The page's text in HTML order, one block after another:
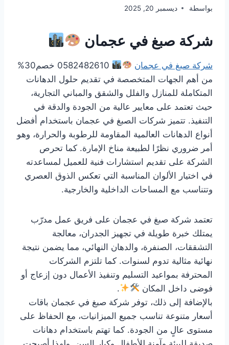
بواسطة ديسمبر 20, 2025
شركة صبغ في عجمان
شركة صبغ في عجمان
0582482610 خصم30%
من أهم الجهات المتخصصة في تقديم حلول الدهانات
المتكاملة للمنازل والفلل والشقق والمباني التجارية،
حيث تعتمد على معايير عالية من الجودة والدقة في
التنفيذ. تتميز شركات الصبغ في عجمان باستخدام أفضل
أنواع الدهانات العالمية المقاومة للرطوبة والحرارة، وهو
أمر ضروري نظرًا لطبيعة مناخ الإمارة. كما تحرص
الشركة على تقديم استشارات فنية للعميل لمساعدته
في اختيار الألوان المناسبة التي تعكس الذوق العصري
وتتناسب مع المساحات الداخلية والخارجية.
تعتمد شركة صبغ في عجمان على فريق عمل مدرّب
يمتلك خبرة طويلة في تجهيز الجدران، معالجة
التشققات، الصنفرة، والدهان النهائي، مما يضمن نتيجة
نهائية مثالية تدوم لسنوات. كما تلتزم الشركات
المحترفة بمواعيد التسليم وتنفيذ الأعمال دون إزعاج أو
فوضى داخل المكان
.
بالإضافة إلى ذلك، توفر شركة صبغ في عجمان باقات
أسعار متنوعة تناسب جميع الميزانيات، مع الحفاظ على
مستوى عالٍ من الجودة. كما تهتم باستخدام دهانات